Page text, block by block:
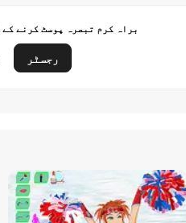
براہ کرم تبصرہ پوسٹ کرنے کے
رجسٹر